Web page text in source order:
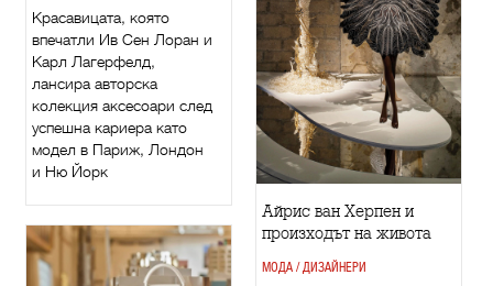
Красавицата, която
впечатли Ив Сен Лоран и
Карл Лагерфелд,
лансира авторска
колекция аксесоари след
успешна кариера като
модел в Париж, Лондон
и Ню Йорк
Айрис ван Херпен и
произходът на живота
МОДА / ДИЗАЙНЕРИ